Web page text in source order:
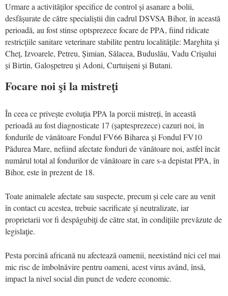
Urmare a activităților specifice de control și asanare a bolii,
desfășurate de către specialiștii din cadrul DSVSA Bihor, în această
perioadă, au fost stinse optsprezece focare de PPA, fiind ridicate
restricțiile sanitare veterinare stabilite pentru localitățile: Marghita și
Cheț, Izvoarele, Petreu, Șimian, Sălacea, Buduslău, Vadu Crișului
și Birtin, Galoșpetreu și Adoni, Curtuișeni și Butani.
Focare noi şi la mistreţi
În ceea ce privește evoluția PPA la porcii mistreți, în această
perioadă au fost diagnosticate 17 (șaptesprezece) cazuri noi, în
fondurile de vânătoare Fondul FV66 Biharea și Fondul FV10
Pădurea Mare, nefiind afectate fonduri de vânătoare noi, astfel încât
numărul total al fondurilor de vânătoare în care s-a depistat PPA, în
Bihor, este în prezent de 18.
Toate animalele afectate sau suspecte, precum și cele care au venit
în contact cu acestea, trebuie sacrificate şi neutralizate, iar
proprietarii vor fi despăgubiţi de către stat, în condițiile prevăzute de
legislaţie.
Pesta porcină africană nu afectează oamenii, neexistând nici cel mai
mic risc de îmbolnăvire pentru oameni, acest virus având, însă,
impact la nivel social din punct de vedere economic.